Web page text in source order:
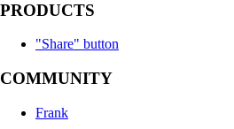
PRODUCTS
"Share" button
COMMUNITY
Frank